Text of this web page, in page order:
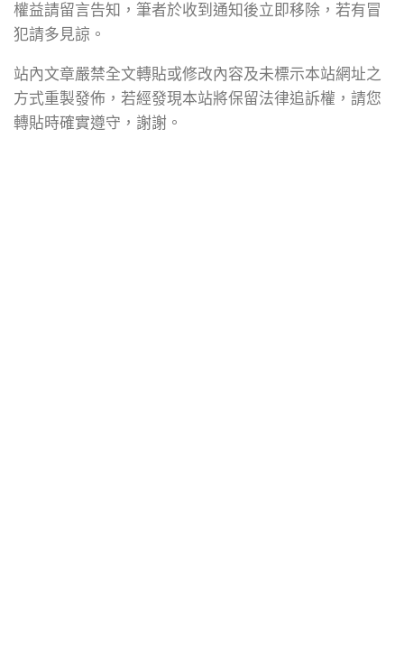
權益請留言告知，筆者於收到通知後立即移除，若有冒
犯請多見諒。
站內文章嚴禁全文轉貼或修改內容及未標示本站網址之
方式重製發佈，若經發現本站將保留法律追訴權，請您
轉貼時確實遵守，謝謝。